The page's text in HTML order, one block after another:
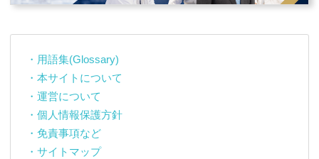
・用語集(Glossary)
・本サイトについて
・運営について
・個人情報保護方針
・免責事項など
・サイトマップ